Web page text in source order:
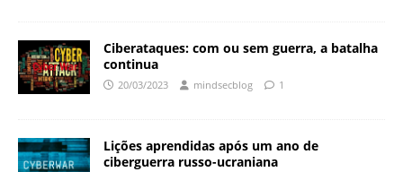
Ciberataques: com ou sem guerra, a batalha
continua
20/03/2023 mindsecblog 1
Lições aprendidas após um ano de
ciberguerra russo-ucraniana